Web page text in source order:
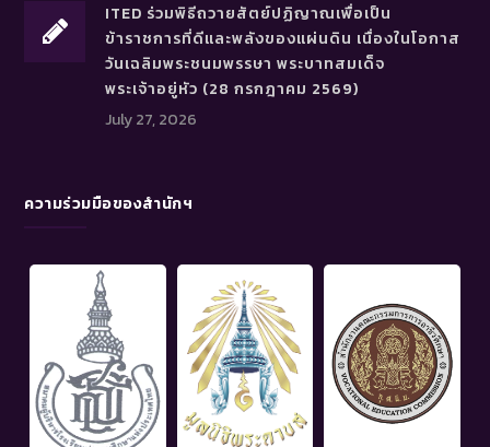
ITED ร่วมพิธีถวายสัตย์ปฏิญาณเพื่อเป็น
ข้าราชการที่ดีและพลังของแผ่นดิน เนื่องในโอกาส
วันเฉลิมพระชนมพรรษา พระบาทสมเด็จ
พระเจ้าอยู่หัว (28 กรกฎาคม 2569)
July 27, 2026
ความร่วมมือของสำนักฯ